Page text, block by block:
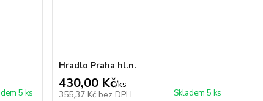
5 ks
Hradlo Praha hl.n.
430,00 Kč/ks
355,37 Kč bez DPH Skladem 5 ks